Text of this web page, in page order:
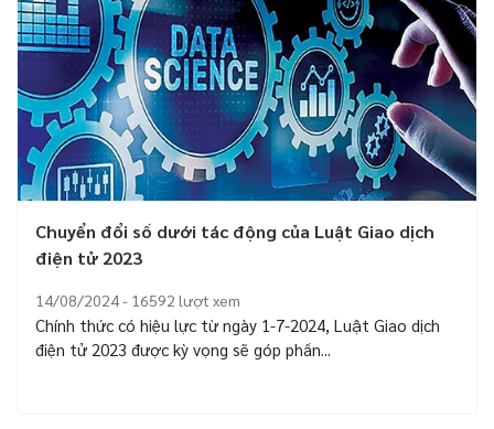
Chuyển đổi số dưới tác động của Luật Giao dịch
điện tử 2023
14/08/2024 - 16592 lượt xem
Chính thức có hiệu lực từ ngày 1-7-2024, Luật Giao dịch
điện tử 2023 được kỳ vọng sẽ góp phần...